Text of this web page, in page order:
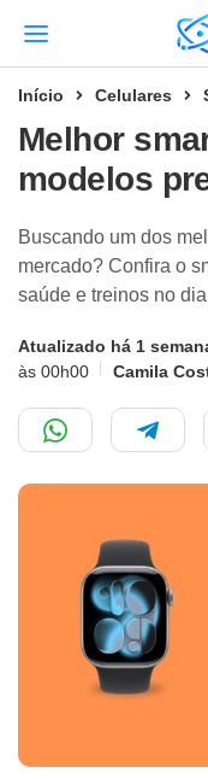
Início Celulares
Melhor
modelos
Buscando um dos
mercado? Confira o
saúde e treinos no
Atualizado há 1
às 00h00
Camila